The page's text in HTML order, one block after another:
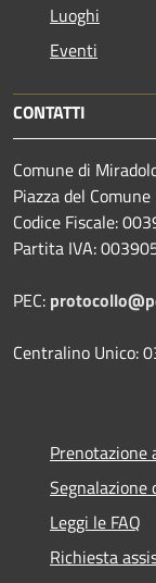
Luoghi
Eventi
CONTATTI
Comune di
Piazza del
Codice Fiscale:
Partita IVA:
PEC:
Centralino Unico:
Prenotazione
Segnalazione
Leggi le FAQ
Richiesta